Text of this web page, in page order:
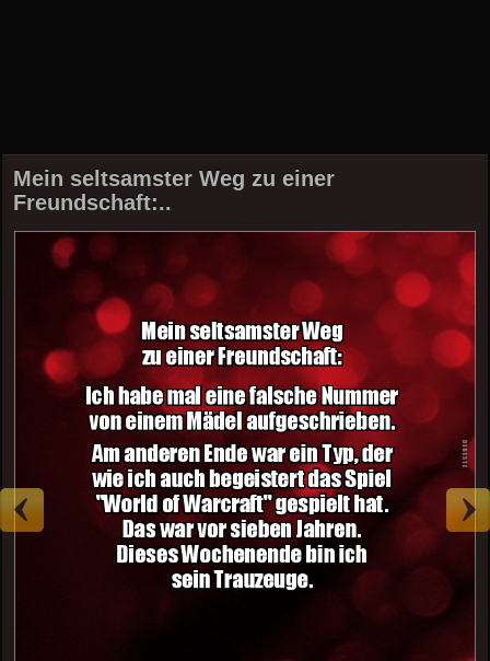
Mein seltsamster Weg zu einer
Freundschaft:..